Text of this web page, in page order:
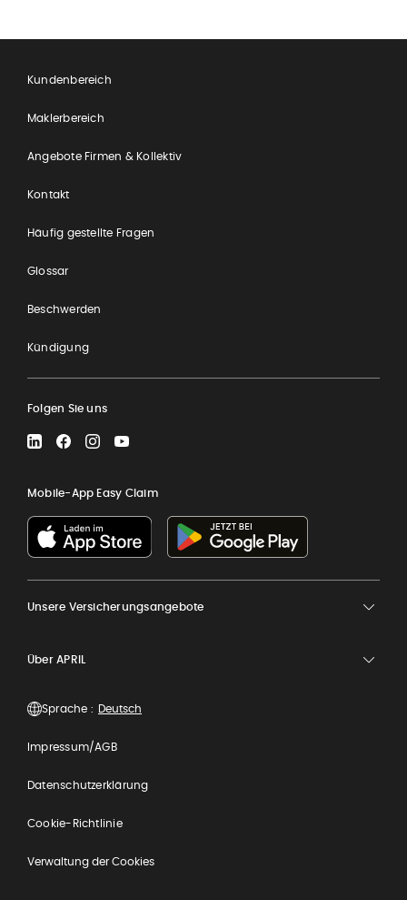
Kundenbereich
Maklerbereich
Angebote Firmen & Kollektiv
Kontakt
Häufig gestellte Fragen
Glossar
Beschwerden
Kündigung
Folgen Sie uns
LinkedInFacebookInstagramYouTube
Mobile-App Easy Claim
Unsere Versicherungsangebote
Über APRIL
Sprache :
Impressum/AGB
Datenschutzerklärung
Cookie-Richtlinie
Verwaltung der Cookies